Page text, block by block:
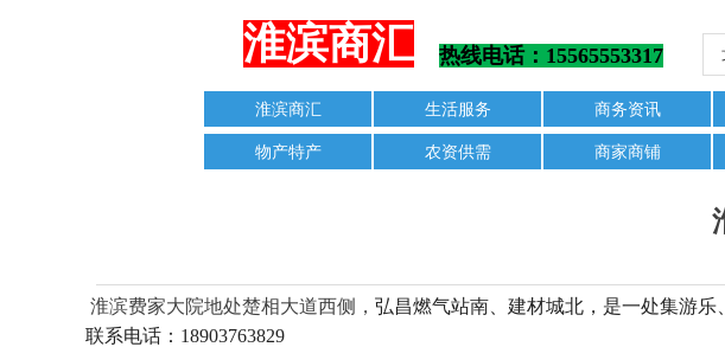
热线电话：15565553317
淮滨商汇
淮滨商汇 生活服务 商务资讯
物产特产 农资供需 商家商铺
淮滨费家大院地处楚相大道西侧， 弘昌燃气站南、建材城北，是一处集游乐
联系电话：18903763829